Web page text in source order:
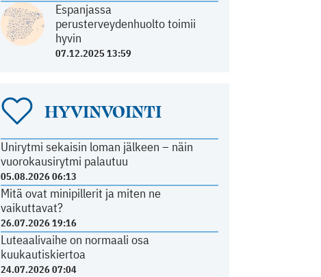
Espanjassa
perusterveydenhuolto toimii
hyvin
07.12.2025 13:59
HYVINVOINTI
Unirytmi sekaisin loman jälkeen – näin
vuorokausirytmi palautuu
05.08.2026 06:13
Mitä ovat minipillerit ja miten ne
vaikuttavat?
26.07.2026 19:16
Luteaalivaihe on normaali osa
kuukautiskiertoa
24.07.2026 07:04